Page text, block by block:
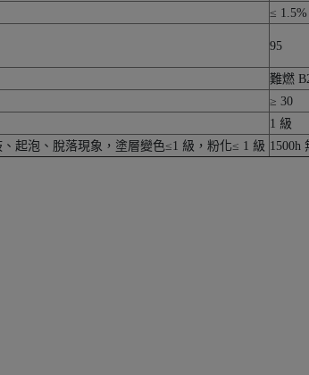
≤ 1.5%
95
難燃
≥ 30
1 級
起泡、脫落現象，塗層變色≤1 級，粉化≤ 1 級 1500h